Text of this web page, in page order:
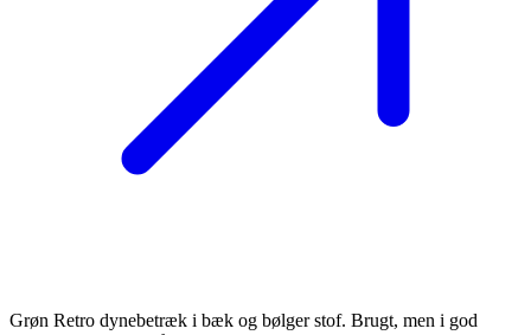
Grøn Retro dynebetræk i bæk og bølger stof. Brugt, men i god